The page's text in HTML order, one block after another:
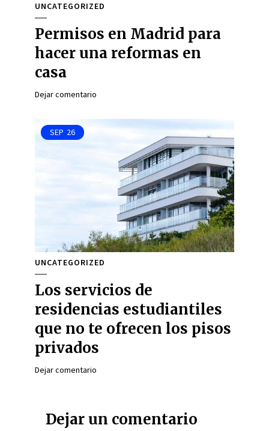
UNCATEGORIZED
Permisos en Madrid para
hacer una reformas en
casa
Dejar comentario
SEP 26
UNCATEGORIZED
Los servicios de
residencias estudiantiles
que no te ofrecen los pisos
privados
Dejar comentario
Dejar un comentario